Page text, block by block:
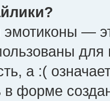
—
а :(
в форме